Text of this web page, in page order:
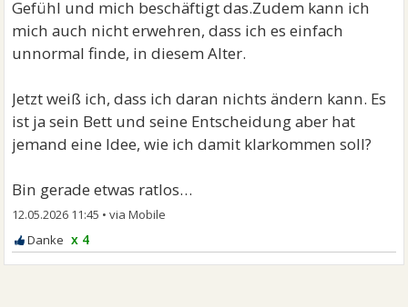
Gefühl und mich beschäftigt das.Zudem kann ich
mich auch nicht erwehren, dass ich es einfach
unnormal finde, in diesem Alter.
Jetzt weiß ich, dass ich daran nichts ändern kann. Es
ist ja sein Bett und seine Entscheidung aber hat
jemand eine Idee, wie ich damit klarkommen soll?
Bin gerade etwas ratlos…
12.05.2026 11:45 •
x 4